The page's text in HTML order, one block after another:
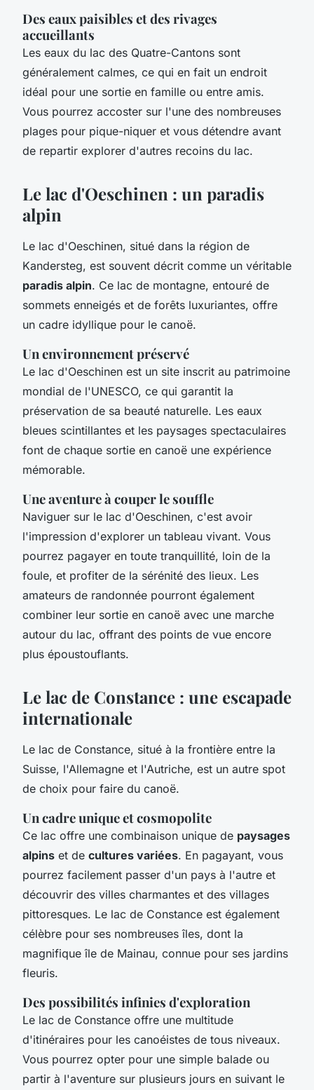
Des eaux paisibles et des rivages
accueillants
Les eaux du lac des Quatre-Cantons sont
généralement calmes, ce qui en fait un endroit
idéal pour une sortie en famille ou entre amis.
Vous pourrez accoster sur l'une des nombreuses
plages pour pique-niquer et vous détendre avant
de repartir explorer d'autres recoins du lac.
Le lac d'Oeschinen : un paradis
alpin
Le lac d'Oeschinen, situé dans la région de
Kandersteg, est souvent décrit comme un véritable
paradis alpin. Ce lac de montagne, entouré de
sommets enneigés et de forêts luxuriantes, offre
un cadre idyllique pour le canoë.
Un environnement préservé
Le lac d'Oeschinen est un site inscrit au patrimoine
mondial de l'UNESCO, ce qui garantit la
préservation de sa beauté naturelle. Les eaux
bleues scintillantes et les paysages spectaculaires
font de chaque sortie en canoë une expérience
mémorable.
Une aventure à couper le souffle
Naviguer sur le lac d'Oeschinen, c'est avoir
l'impression d'explorer un tableau vivant. Vous
pourrez pagayer en toute tranquillité, loin de la
foule, et profiter de la sérénité des lieux. Les
amateurs de randonnée pourront également
combiner leur sortie en canoë avec une marche
autour du lac, offrant des points de vue encore
plus époustouflants.
Le lac de Constance : une escapade
internationale
Le lac de Constance, situé à la frontière entre la
Suisse, l'Allemagne et l'Autriche, est un autre spot
de choix pour faire du canoë.
Un cadre unique et cosmopolite
Ce lac offre une combinaison unique de paysages
alpins et de cultures variées. En pagayant, vous
pourrez facilement passer d'un pays à l'autre et
découvrir des villes charmantes et des villages
pittoresques. Le lac de Constance est également
célèbre pour ses nombreuses îles, dont la
magnifique île de Mainau, connue pour ses jardins
fleuris.
Des possibilités infinies d'exploration
Le lac de Constance offre une multitude
d'itinéraires pour les canoéistes de tous niveaux.
Vous pourrez opter pour une simple balade ou
partir à l'aventure sur plusieurs jours en suivant le